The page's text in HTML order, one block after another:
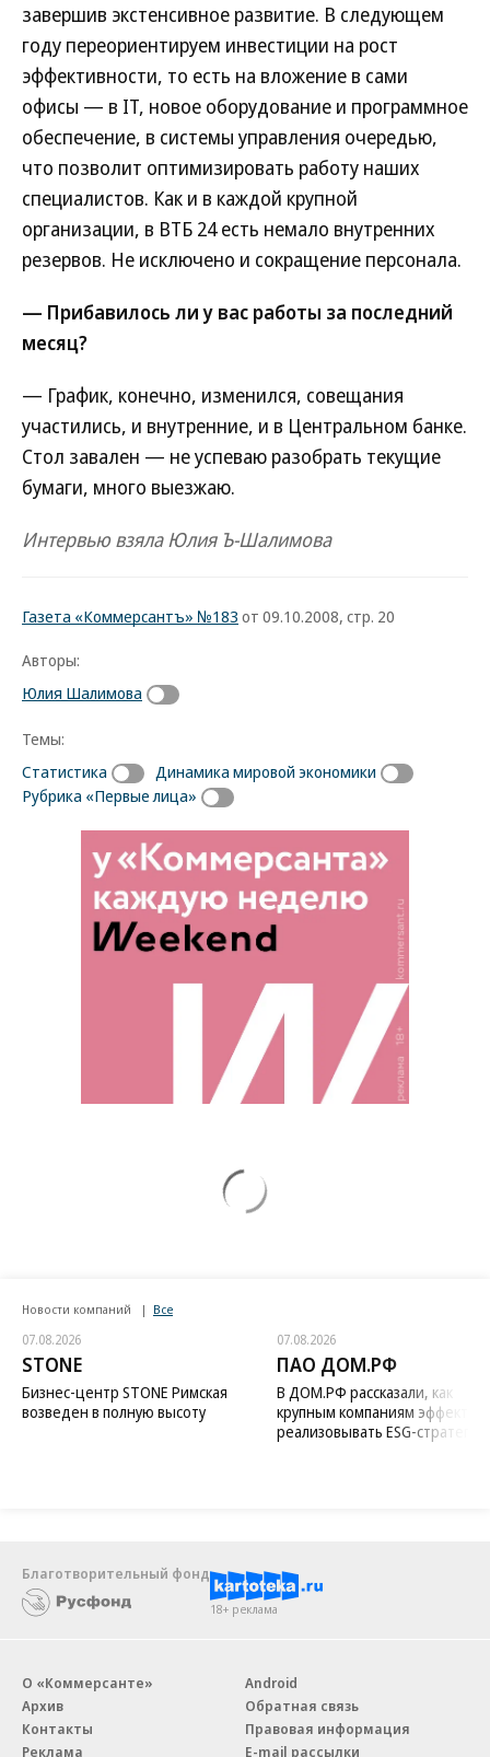
завершив экстенсивное развитие. В следующем
году переориентируем инвестиции на рост
эффективности, то есть на вложение в сами
офисы — в IT, новое оборудование и программное
обеспечение, в системы управления очередью,
что позволит оптимизировать работу наших
специалистов. Как и в каждой крупной
организации, в ВТБ 24 есть немало внутренних
резервов. Не исключено и сокращение персонала.
— Прибавилось ли у вас работы за последний
месяц?
— График, конечно, изменился, совещания
участились, и внутренние, и в Центральном банке.
Стол завален — не успеваю разобрать текущие
бумаги, много выезжаю.
Интервью взяла Юлия Ъ-Шалимова
Газета «Коммерсантъ» №183 от 09.10.2008, стр. 20
Авторы:
Юлия Шалимова
Темы:
Статистика
Динамика мировой экономики
Рубрика «Первые лица»
Новости компаний Все
07.08.2026
STONE
Бизнес-центр STONE Римская
возведен в полную высоту
07.08.2026
ПАО ДОМ.РФ
В ДОМ.РФ рассказали, как
крупным компаниям
реализовывать ESG-стратегию
Благотворительный фонд
18+ реклама
О «Коммерсанте»
Архив
Контакты
Реклама
Android
Обратная связь
Правовая информация
E-mail рассылки